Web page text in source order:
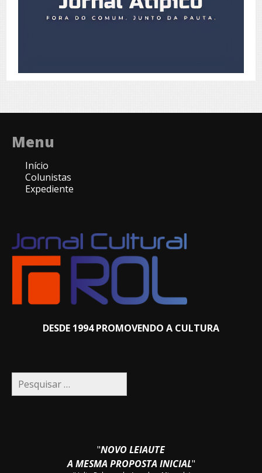
Menu
Início
Colunistas
Expediente
DESDE 1994 PROMOVENDO A CULTURA
Pesquisar
por:
"NOVO LEIAUTE
A MESMA PROPOSTA INICIAL"